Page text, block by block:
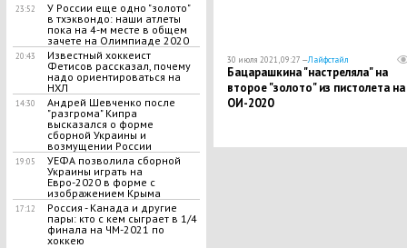
23:52
У России еще одно "золото"
в тхэквондо: наши атлеты
пока на 4-м месте в общем
зачете на Олимпиаде 2020
20:43
Известный хоккеист
Фетисов рассказал, почему
надо ориентироваться на
НХЛ
14:30
Андрей Шевченко после
"разгрома" Кипра
высказался о форме
сборной Украины и
возмущении России
19:05
УЕФА позволила сборной
Украины играть на
Евро-2020 в форме с
изображением Крыма
17:12
Россия - Канада и другие
пары: кто с кем сыграет в 1/4
финала на ЧМ-2021 по
хоккею
30 июля 2021, 09:27 —Лайфстайл
Бацарашкина "настреляла" на
второе "золото" из пистолета на
ОИ-2020